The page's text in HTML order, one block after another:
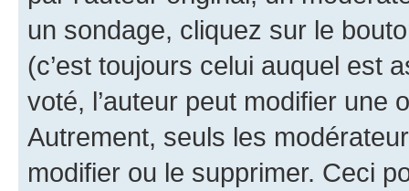
un sondage, cliquez sur le
(c’est toujours celui auquel est
voté, l’auteur peut modifier une
Autrement, seuls les
modifier ou le supprimer. Ceci